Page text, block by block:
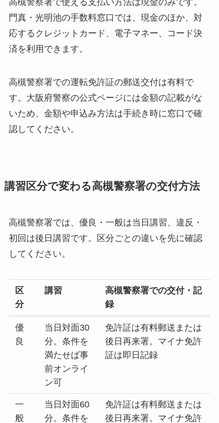
門真・光明池の手数料窓口では、現金のほか、対
応するクレジットカード、電子マネー、コード決
済を利用できます。
高槻警察署での運転免許証の郵送交付は有料で
す。大阪府警察の公式ページには金額の記載がな
いため、金額や申込み方法は手続き時に窓口で確
認してください。
講習区分で変わる高槻警察署の交付方法
高槻警察署では、優良・一般は当日講習、違反・
初回は後日講習です。区分ごとの違いを先に確認
してください。
区
分
講習
高槻警察署での交付・記
録
優
良
当日対面30
分。条件を
満たせば事
前オンライ
ン可
免許証は有料郵送または
後日再来署。マイナ免許
証は即日記録
一
般
当日対面60
分。条件を
免許証は有料郵送または
後日再来署。マイナ免許